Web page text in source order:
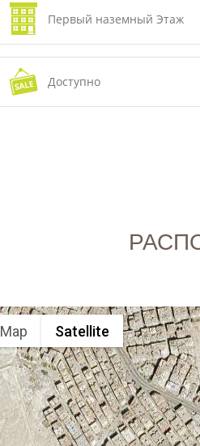
Первый наземный Этаж
Доступно
Map Satellite